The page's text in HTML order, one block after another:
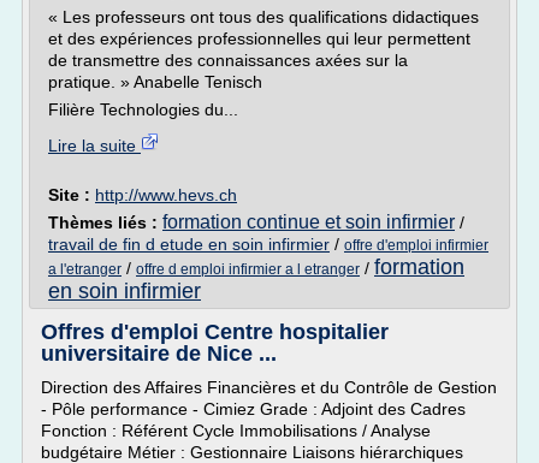
« Les professeurs ont tous des qualifications didactiques
et des expériences professionnelles qui leur permettent
de transmettre des connaissances axées sur la
pratique. » Anabelle Tenisch
Filière Technologies du...
Lire la suite
Site : http://www.hevs.ch
Thèmes liés : formation continue et soin infirmier /
travail de fin d etude en soin infirmier / offre d'emploi infirmier
a l'etranger / offre d emploi infirmier a l etranger / formation
en soin infirmier
Offres d'emploi Centre hospitalier
universitaire de Nice ...
Direction des Affaires Financières et du Contrôle de Gestion
- Pôle performance - Cimiez Grade : Adjoint des Cadres
Fonction : Référent Cycle Immobilisations / Analyse
budgétaire Métier : Gestionnaire Liaisons hiérarchiques